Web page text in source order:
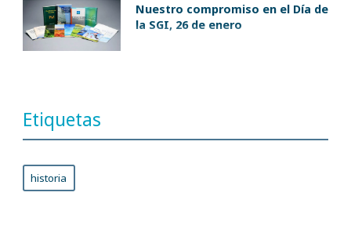
Nuestro compromiso en el Día de
la SGI, 26 de enero
Etiquetas
historia